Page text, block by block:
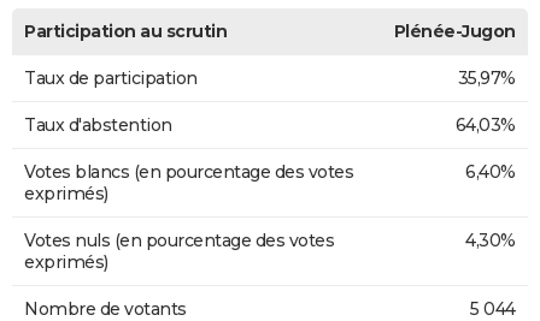
Participation au scrutin Plénée-Jugon
Taux de participation 35,97%
Taux d'abstention 64,03%
Votes blancs (en pourcentage des votes
exprimés)
6,40%
Votes nuls (en pourcentage des votes
exprimés)
4,30%
Nombre de votants 5 044